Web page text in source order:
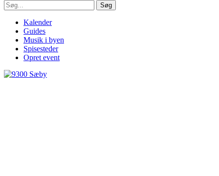
Kalender
Guides
Musik i byen
Spisesteder
Opret event